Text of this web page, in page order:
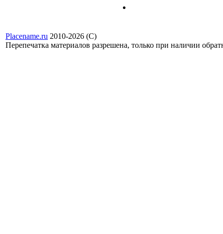
Placename.ru 2010-2026 (С)
Перепечатка материалов разрешена, только при наличии